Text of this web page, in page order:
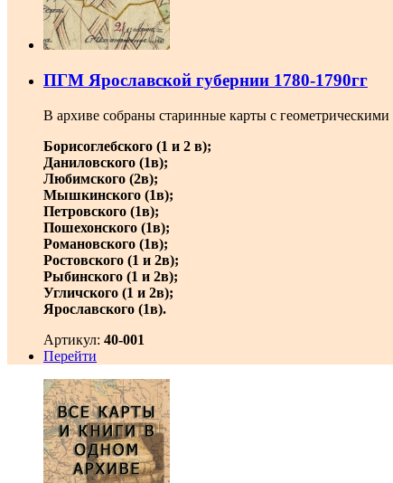
ПГМ Ярославской губернии 1780-1790гг
В архиве собраны старинные карты с
Борисоглебского (1 и 2 в);
Даниловского (1в);
Любимского (2в);
Мышкинского (1в);
Петровского (1в);
Пошехонского (1в);
Романовского (1в);
Ростовского (1 и 2в);
Рыбинского (1 и 2в);
Угличского (1 и 2в);
Ярославского (1в).
Артикул: 40-001
Перейти